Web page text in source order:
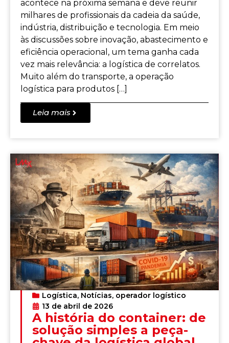
acontece na próxima semana e deve reunir
milhares de profissionais da cadeia da saúde,
indústria, distribuição e tecnologia. Em meio
às discussões sobre inovação, abastecimento e
eficiência operacional, um tema ganha cada
vez mais relevância: a logística de correlatos.
Muito além do transporte, a operação
logística para produtos […]
Leia mais
Logística, Notícias, operador logístico
13 de abril de 2026
A história do container: de
solução simples a peça-